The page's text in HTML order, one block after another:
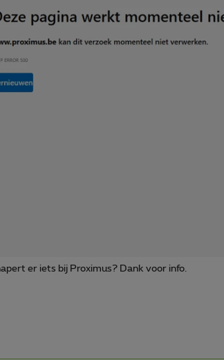
er iets bij Proximus? Dank voor info.